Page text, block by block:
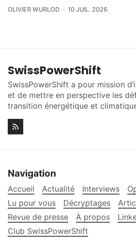
OLIVIER WURLOD 10 JUIL. 2026
SwissPowerShift
SwissPowerShift a pour mission
et de mettre en perspective les
transition énergétique et
Navigation
Accueil Actualité Interviews
Lu pour vous
Décryptages
Revue de presse
À propos
Club SwissPowerShift